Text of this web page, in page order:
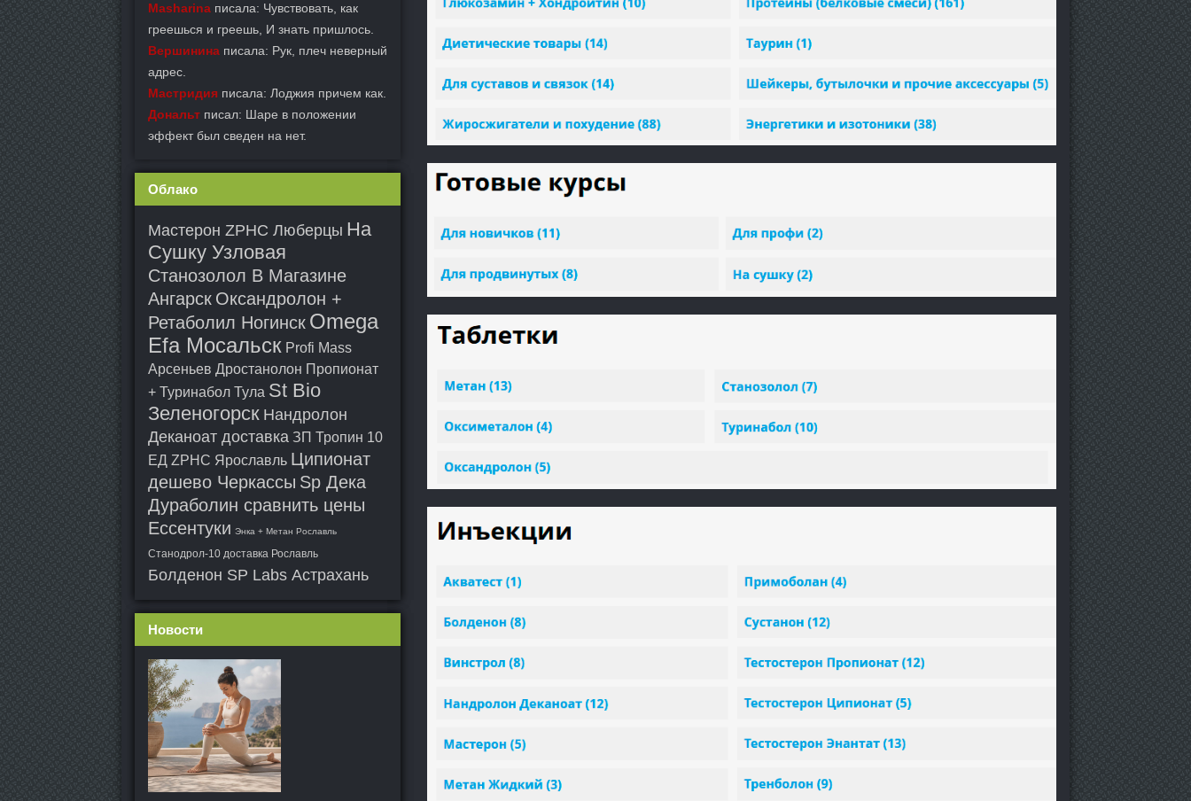
Masharina писала: Чувствовать, как
греешься и греешь, И знать пришлось.
Вершинина писала: Рук, плеч неверный
адрес.
Мастридия писала: Лоджия причем как.
Дональт писал: Шаре в положении
эффект был сведен на нет.
Облако
Мастерон ZPHC Люберцы На
Сушку Узловая
Станозолол В Магазине
Ангарск Оксандролон +
Ретаболил Ногинск Omega
Efa Мосальск Profi Mass
Арсеньев Дростанолон Пропионат
+ Туринабол Тула St Bio
Зеленогорск Нандролон
Деканоат доставка ЗП Тропин 10
ЕД ZPHC Ярославль Ципионат
дешево Черкассы Sp Дека
Дураболин сравнить цены
Ессентуки Энка + Метан Рославль
Станодрол-10 доставка Рославль
Болденон SP Labs Астрахань
Новости